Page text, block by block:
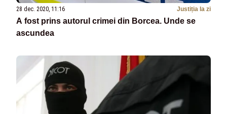
28 dec. 2020, 11:16 Justiția la zi
A fost prins autorul crimei din Borcea. Unde se
ascundea